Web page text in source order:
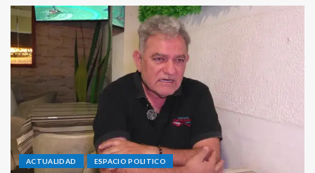
ACTUALIDAD ESPACIO POLITICO